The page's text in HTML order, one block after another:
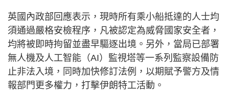
英國內政部回應表示，現時所有乘小船抵達的人士均
須通過嚴格安檢程序，凡被認定為威脅國家安全者，
均將被即時拘留並盡早驅逐出境。另外，當局已部署
無人機及人工智能（AI）監視塔等一系列監察設備防
止非法入境，同時加快修訂法例，以期賦予警方及情
報部門更多權力，打擊伊朗特工活動。